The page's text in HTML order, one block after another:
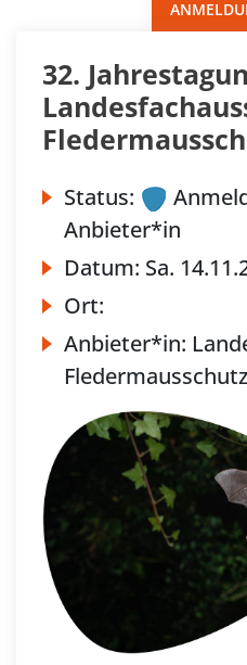
32.
Status:
Anbieter*in
Datum: Sa.
Ort:
Anbieter*in: